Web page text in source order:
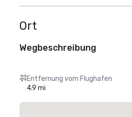
Ort
Wegbeschreibung
Entfernung vom Flughafen
4.9 mi